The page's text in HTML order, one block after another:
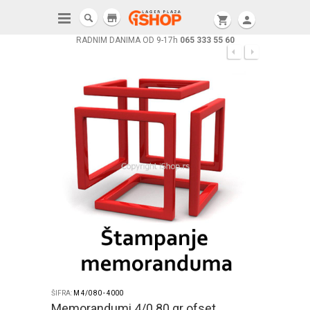
RADNIM DANIMA OD 9-17h 065 333 55 60
shopping_cart person
store
ŠIFRA: M 4/0 80 - 4000